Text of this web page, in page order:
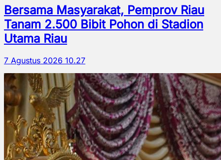
Bersama Masyarakat, Pemprov Riau
Tanam 2.500 Bibit Pohon di Stadion
Utama Riau
7 Agustus 2026 10.27